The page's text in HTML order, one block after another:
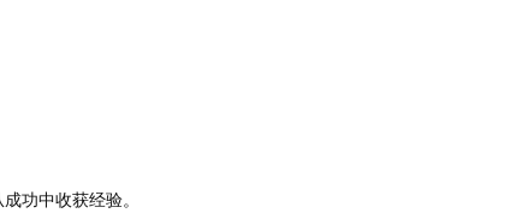
功中收获经验。